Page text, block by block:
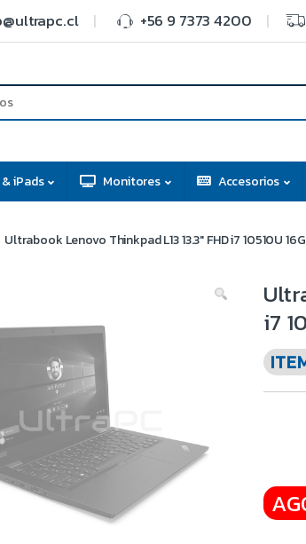
+56 9 7373 4200
iPads Monitores Accesorios
Ultrabook Lenovo Thinkpad L13 13.3″ FHD i7 10510U
i7